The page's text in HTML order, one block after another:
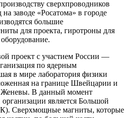
сверхпроводников
заводе «Росатома» в городе
большие
для проекта, гиротроны для
проект с участием России —
по ядерным
в мире лаборатория физики
на границе Швейцарии и
Женевы. В данный момент
является Большой
Сверхмощные магниты, которые